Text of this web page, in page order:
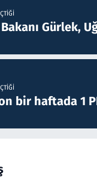
Gürlek,
bir haftada 1